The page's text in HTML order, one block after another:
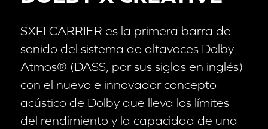
SXFI CARRIER es la primera barra de
sonido del sistema de altavoces Dolby
Atmos® (DASS, por sus siglas en inglés)
con el nuevo e innovador concepto
acústico de Dolby que lleva los límites
del rendimiento y la capacidad de una